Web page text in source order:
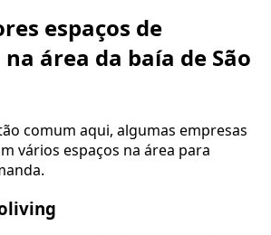
espaços de
área da baía de São
comum aqui, algumas empresas
vários espaços na área para